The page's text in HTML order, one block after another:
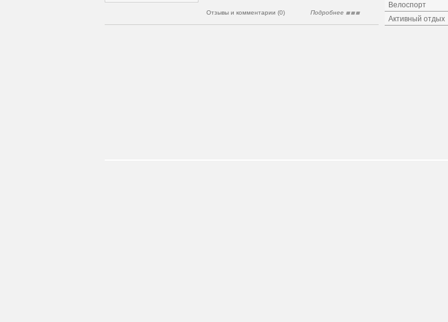
Отзывы и комментарии (0) Подробнее
Велоспорт
Активный отдых